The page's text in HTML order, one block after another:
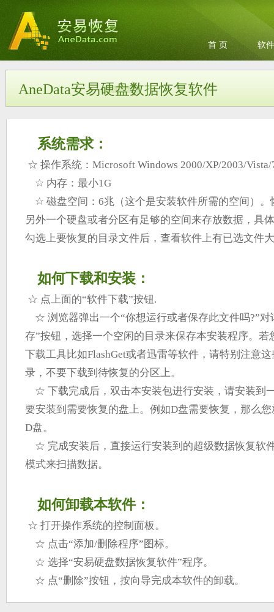
首 页 软
AneData安易硬盘数据恢复软件
系统需求：
☆ 操作系统：Microsoft Windows 2000/XP/2003/Vista/
☆ 内存：最小1G
☆ 磁盘空间：6兆（这个是安装软件所需的空间）。
另外一个硬盘或者分区有足够的空间来存放数据，具
勾选上要恢复的目录文件后，查看软件上有已选文件
如何下载和安装：
☆ 点上面的“软件下载”按钮.
☆ 浏览器弹出一个“你想运行或者保存此文件吗?”对
存”按钮，选择一个空闲的目录来保存本安装程序。若
下载工具比如FlashGet或者迅雷等软件，请特别注意
录，不要下载到待恢复的分区上。
☆ 下载完成后，双击本安装包进行安装，请安装到
要安装到需要恢复的盘上。例如D盘需要恢复，那么
D盘。
☆ 完成安装后，直接运行安装到的超级数据恢复软
模式来扫描数据。
如何卸载本软件：
☆ 打开操作系统的控制面板。
☆ 点击“添加/删除程序”图标。
☆ 选择“安易硬盘数据恢复软件”程序。
☆ 点“删除”按钮，按向导完成本软件的卸载。